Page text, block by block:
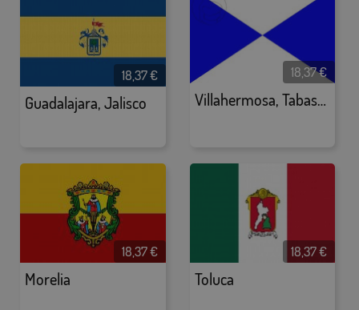
Guadalajara, Jalisco
18,37€
Villahermosa, Tabasco
18,37€
Morelia
18,37€
Toluca
18,37€